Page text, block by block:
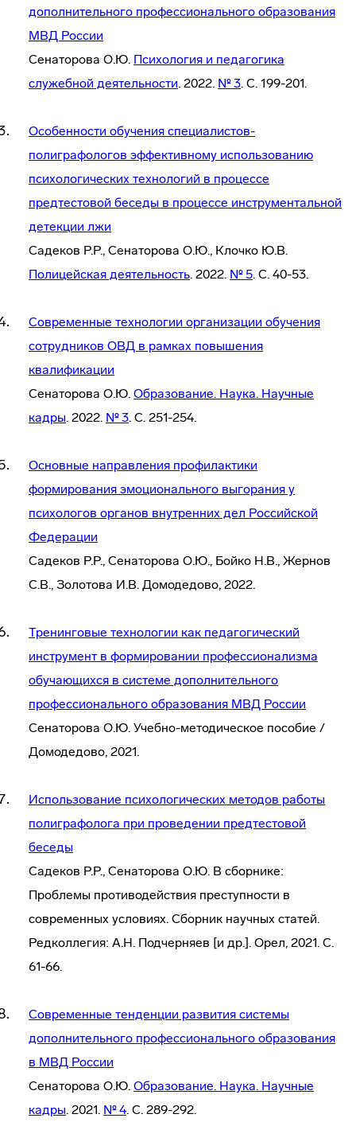
дополнительного профессионального образования
МВД России
Сенаторова О.Ю. Психология и педагогика
служебной деятельности. 2022. № 3. С. 199-201.
Особенности обучения специалистов-
полиграфологов эффективному использованию
психологических технологий в процессе
предтестовой беседы в процессе инструментальной
детекции лжи
Садеков Р.Р., Сенаторова О.Ю., Клочко Ю.В.
Полицейская деятельность. 2022. № 5. С. 40-53.
Современные технологии организации обучения
сотрудников ОВД в рамках повышения
квалификации
Сенаторова О.Ю. Образование. Наука. Научные
кадры. 2022. № 3. С. 251-254.
Основные направления профилактики
формирования эмоционального выгорания у
психологов органов внутренних дел Российской
Федерации
Садеков Р.Р., Сенаторова О.Ю., Бойко Н.В., Жернов
С.В., Золотова И.В. Домодедово, 2022.
Тренинговые технологии как педагогический
инструмент в формировании профессионализма
обучающихся в системе дополнительного
профессионального образования МВД России
Сенаторова О.Ю. Учебно-методическое пособие /
Домодедово, 2021.
Использование психологических методов работы
полиграфолога при проведении предтестовой
беседы
Садеков Р.Р., Сенаторова О.Ю. В сборнике:
Проблемы противодействия преступности в
современных условиях. Сборник научных статей.
Редколлегия: А.Н. Подчерняев [и др.]. Орел, 2021. С.
61-66.
Современные тенденции развития системы
дополнительного профессионального образования
в МВД России
Сенаторова О.Ю. Образование. Наука. Научные
кадры. 2021. № 4. С. 289-292.